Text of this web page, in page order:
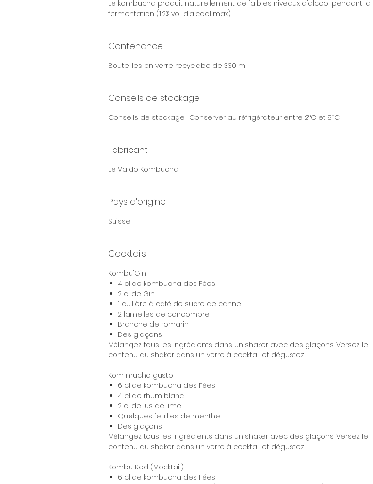
Le kombucha produit naturellement de faibles niveaux d'alcool pendant la
fermentation (1,2% vol. d’alcool max).
Contenance
Bouteilles en verre recyclabe de 330 ml
Conseils de stockage
Conseils de stockage : Conserver au réfrigérateur entre 2°C et 8°C.
Fabricant
Le Valdõ Kombucha
Pays d'origine
Suisse
Cocktails
Kombu'Gin
4 cl de kombucha des Fées
2 cl de Gin
1 cuillère à café de sucre de canne
2 lamelles de concombre
Branche de romarin
Des glaçons
Mélangez tous les ingrédients dans un shaker avec des glaçons. Versez le
contenu du shaker dans un verre à cocktail et dégustez !
Kom mucho gusto
6 cl de kombucha des Fées
4 cl de rhum blanc
2 cl de jus de lime
Quelques feuilles de menthe
Des glaçons
Mélangez tous les ingrédients dans un shaker avec des glaçons. Versez le
contenu du shaker dans un verre à cocktail et dégustez !
Kombu Red (Mocktail)
6 cl de kombucha des Fées